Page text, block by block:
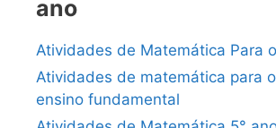
ano
Atividades de Matemática Para
Atividades de matemática para
ensino fundamental